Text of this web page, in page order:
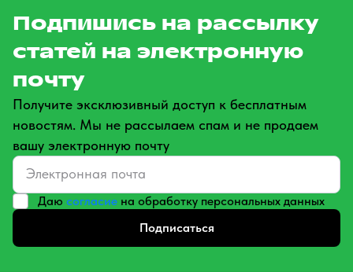
Подпишись на рассылку
статей на электронную
почту
Получите эксклюзивный доступ к бесплатным
новостям. Мы не рассылаем спам и не продаем
вашу электронную почту
Даю согласие на обработку персональных данных
Подписаться